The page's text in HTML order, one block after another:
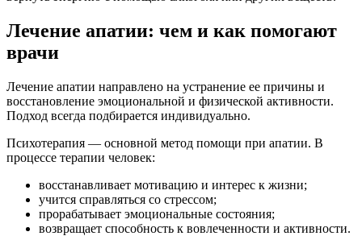
Лечение апатии: чем и как помогают
врачи
Лечение апатии направлено на устранение ее причины и
восстановление эмоциональной и физической активности.
Подход всегда подбирается индивидуально.
Психотерапия — основной метод помощи при апатии. В
процессе терапии человек:
восстанавливает мотивацию и интерес к жизни;
учится справляться со стрессом;
прорабатывает эмоциональные состояния;
возвращает способность к вовлеченности и активности.